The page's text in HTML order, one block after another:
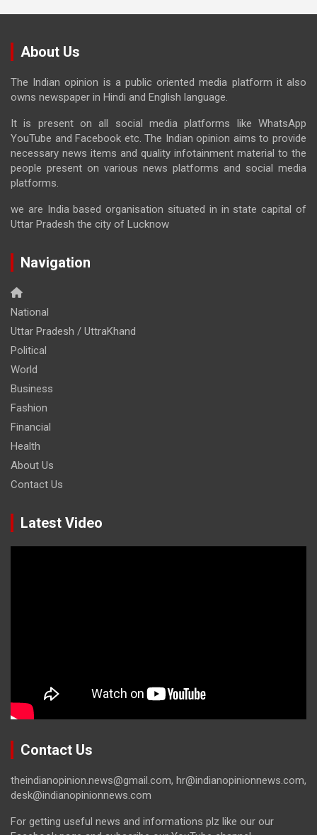
About Us
The Indian opinion is a public oriented media platform it also
owns newspaper in Hindi and English language.
It is present on all social media platforms like WhatsApp
YouTube and Facebook etc. The Indian opinion aims to provide
necessary news items and quality infotainment material to the
people present on various news platforms and social media
platforms.
we are India based organisation situated in in state capital of
Uttar Pradesh the city of Lucknow
Navigation
National
Uttar Pradesh / UttraKhand
Political
World
Business
Fashion
Financial
Health
About Us
Contact Us
Latest Video
Contact Us
theindianopinion.news@gmail.com, hr@indianopinionnews.com,
desk@indianopinionnews.com
For getting useful news and informations plz like our our